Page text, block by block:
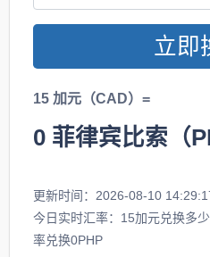
立即
15 加元（CAD）=
0 菲律宾比索（
更新时间：2026-08-10
今日实时汇率：15加元兑换多
率兑换0PHP